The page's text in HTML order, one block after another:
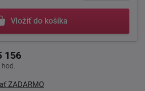
Vložiť do košíka
156
ZADARMO